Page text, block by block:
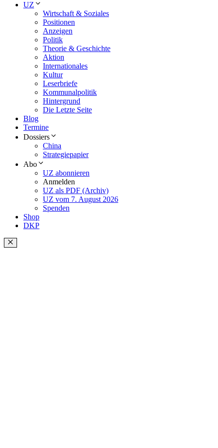
UZ
Wirtschaft & Soziales
Positionen
Anzeigen
Politik
Theorie & Geschichte
Aktion
Internationales
Kultur
Leserbriefe
Kommunalpolitik
Hintergrund
Die Letzte Seite
Blog
Termine
Dossiers
China
Strategiepapier
Abo
UZ abonnieren
Anmelden
UZ als PDF (Archiv)
UZ vom 7. August 2026
Spenden
Shop
DKP
Schließen